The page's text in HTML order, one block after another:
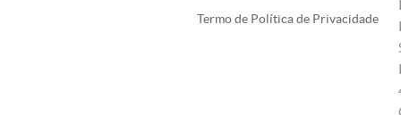
Termo de Política de Privacidade